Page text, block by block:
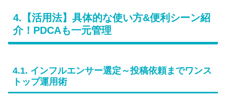
4.【活用法】具体的な使い方&便利シーン紹
介！PDCAも一元管理
4.1. インフルエンサー選定～投稿依頼までワンス
トップ運用術